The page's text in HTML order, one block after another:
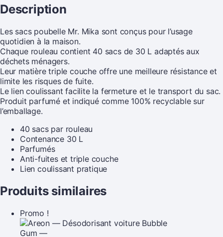
Description
Les sacs poubelle Mr. Mika sont conçus pour l’usage
quotidien à la maison.
Chaque rouleau contient 40 sacs de 30 L adaptés aux
déchets ménagers.
Leur matière triple couche offre une meilleure résistance et
limite les risques de fuite.
Le lien coulissant facilite la fermeture et le transport du sac.
Produit parfumé et indiqué comme 100% recyclable sur
l’emballage.
40 sacs par rouleau
Contenance 30 L
Parfumés
Anti-fuites et triple couche
Lien coulissant pratique
Produits similaires
Promo !